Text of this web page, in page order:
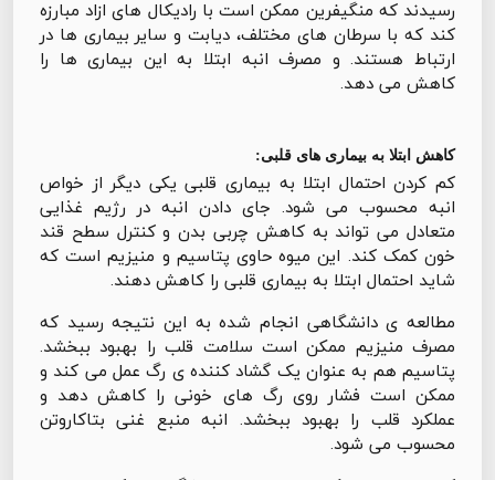
رسیدند که منگیفرین ممکن است با رادیکال های ازاد مبارزه
کند که با سرطان های مختلف، دیابت و سایر بیماری ها در
ارتباط هستند. و مصرف انبه ابتلا به این بیماری ها را
کاهش می دهد.
کاهش ابتلا به بیماری های قلبی:
کم کردن احتمال ابتلا به بیماری قلبی یکی دیگر از خواص
انبه محسوب می شود. جای دادن انبه در رژیم غذایی
متعادل می تواند به کاهش چربی بدن و کنترل سطح قند
خون کمک کند. این میوه حاوی پتاسیم و منیزیم است که
شاید احتمال ابتلا به بیماری قلبی را کاهش دهند.
مطالعه ی دانشگاهی انجام شده به این نتیجه رسید که
مصرف منیزیم ممکن است سلامت قلب را بهبود ببخشد.
پتاسیم هم به عنوان یک گشاد کننده ی رگ عمل می کند و
ممکن است فشار روی رگ های خونی را کاهش دهد و
عملکرد قلب را بهبود ببخشد. انبه منبع غنى بتاکاروتن
محسوب می شود.